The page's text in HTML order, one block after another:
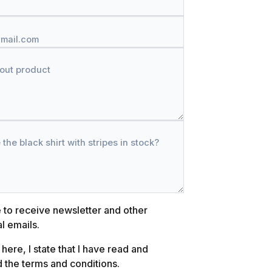
to receive newsletter and other
emails.
I state that I have read and
theterms and conditions.